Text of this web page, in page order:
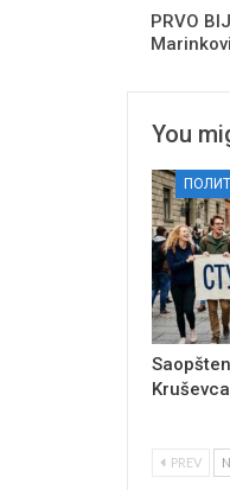
PRVO
You
Kruševca
PREV